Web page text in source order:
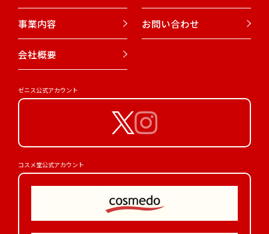
事業内容
会社概要
お問い合わせ
ゼニス公式アカウント
コスメ堂公式アカウント